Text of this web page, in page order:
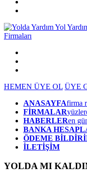
HEMEN ÜYE OL ÜYE
ANASAYFAfirma
FİRMALAR
HABERLERen
BANKA
ÖDEME
İLETİŞİM
YOLDA MI